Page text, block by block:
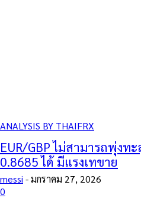
ANALYSIS BY THAIFRX
EUR/GBP ไม่สามารถพุ่ง
0.8685 ได้ มีแรงเทขาย
messi -มกราคม 27, 2026
0